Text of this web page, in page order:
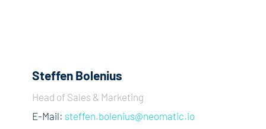
Steffen Bolenius
Head of Sales & Marketing
E-Mail: steffen.bolenius@neomatic.io